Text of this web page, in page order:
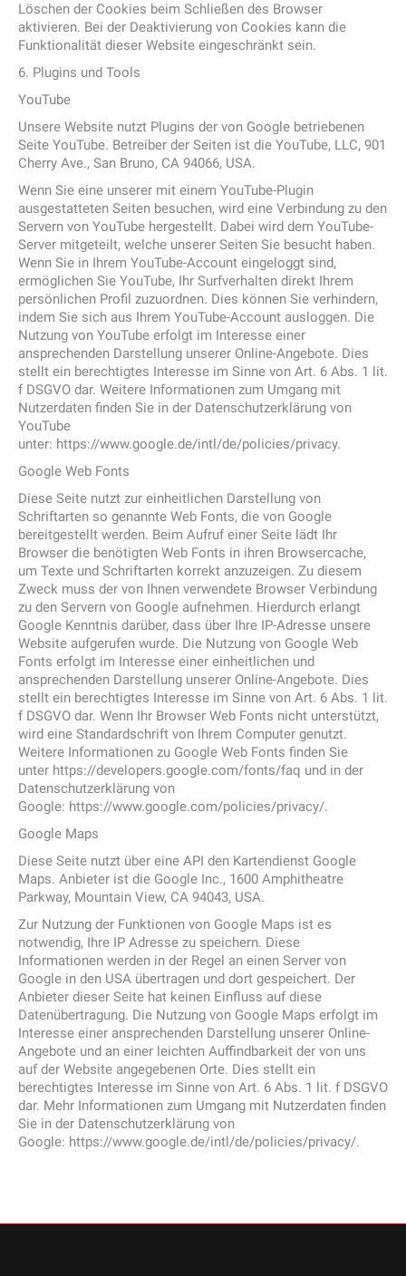
Löschen der Cookies beim Schließen des Browser
aktivieren. Bei der Deaktivierung von Cookies kann die
Funktionalität dieser Website eingeschränkt sein.
6. Plugins und Tools
YouTube
Unsere Website nutzt Plugins der von Google betriebenen
Seite YouTube. Betreiber der Seiten ist die YouTube, LLC, 901
Cherry Ave., San Bruno, CA 94066, USA.
Wenn Sie eine unserer mit einem YouTube-Plugin
ausgestatteten Seiten besuchen, wird eine Verbindung zu den
Servern von YouTube hergestellt. Dabei wird dem YouTube-
Server mitgeteilt, welche unserer Seiten Sie besucht haben.
Wenn Sie in Ihrem YouTube-Account eingeloggt sind,
ermöglichen Sie YouTube, Ihr Surfverhalten direkt Ihrem
persönlichen Profil zuzuordnen. Dies können Sie verhindern,
indem Sie sich aus Ihrem YouTube-Account ausloggen. Die
Nutzung von YouTube erfolgt im Interesse einer
ansprechenden Darstellung unserer Online-Angebote. Dies
stellt ein berechtigtes Interesse im Sinne von Art. 6 Abs. 1 lit.
f DSGVO dar. Weitere Informationen zum Umgang mit
Nutzerdaten finden Sie in der Datenschutzerklärung von
YouTube
unter: https://www.google.de/intl/de/policies/privacy.
Google Web Fonts
Diese Seite nutzt zur einheitlichen Darstellung von
Schriftarten so genannte Web Fonts, die von Google
bereitgestellt werden. Beim Aufruf einer Seite lädt Ihr
Browser die benötigten Web Fonts in ihren Browsercache,
um Texte und Schriftarten korrekt anzuzeigen. Zu diesem
Zweck muss der von Ihnen verwendete Browser Verbindung
zu den Servern von Google aufnehmen. Hierdurch erlangt
Google Kenntnis darüber, dass über Ihre IP-Adresse unsere
Website aufgerufen wurde. Die Nutzung von Google Web
Fonts erfolgt im Interesse einer einheitlichen und
ansprechenden Darstellung unserer Online-Angebote. Dies
stellt ein berechtigtes Interesse im Sinne von Art. 6 Abs. 1 lit.
f DSGVO dar. Wenn Ihr Browser Web Fonts nicht unterstützt,
wird eine Standardschrift von Ihrem Computer genutzt.
Weitere Informationen zu Google Web Fonts finden Sie
unter https://developers.google.com/fonts/faq und in der
Datenschutzerklärung von
Google: https://www.google.com/policies/privacy/.
Google Maps
Diese Seite nutzt über eine API den Kartendienst Google
Maps. Anbieter ist die Google Inc., 1600 Amphitheatre
Parkway, Mountain View, CA 94043, USA.
Zur Nutzung der Funktionen von Google Maps ist es
notwendig, Ihre IP Adresse zu speichern. Diese
Informationen werden in der Regel an einen Server von
Google in den USA übertragen und dort gespeichert. Der
Anbieter dieser Seite hat keinen Einfluss auf diese
Datenübertragung. Die Nutzung von Google Maps erfolgt im
Interesse einer ansprechenden Darstellung unserer Online-
Angebote und an einer leichten Auffindbarkeit der von uns
auf der Website angegebenen Orte. Dies stellt ein
berechtigtes Interesse im Sinne von Art. 6 Abs. 1 lit. f DSGVO
dar. Mehr Informationen zum Umgang mit Nutzerdaten finden
Sie in der Datenschutzerklärung von
Google: https://www.google.de/intl/de/policies/privacy/.